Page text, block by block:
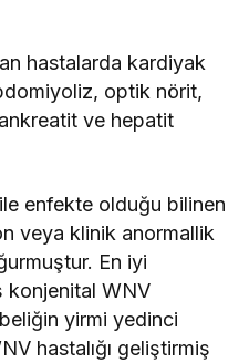
hastalarda kardiyak
optik nörit,
ve hepatit
enfekte olduğu bilinen
veya klinik anormallik
En iyi
konjenital WNV
yirmi yedinci
hastalığı geliştirmiş